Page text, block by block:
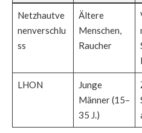
Netzhautve
nenverschlu
ss
Ältere
Menschen,
Raucher
LHON
Junge
Männer (15–
35 J.)